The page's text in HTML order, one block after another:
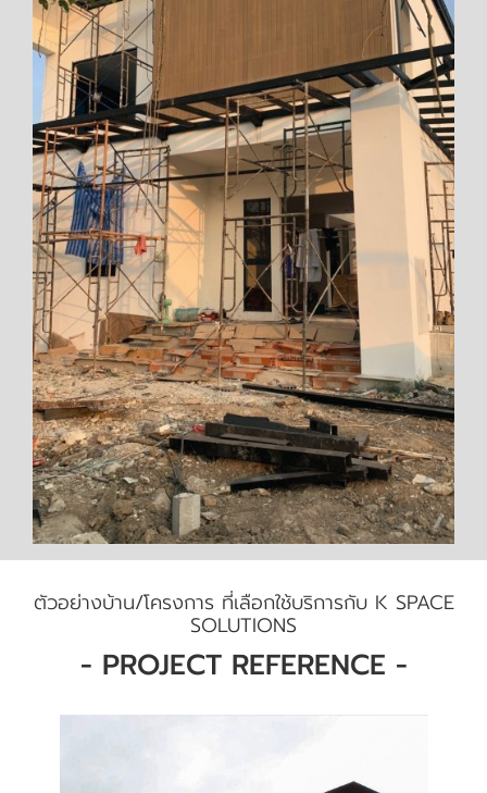
ตัวอย่างบ้าน/โครงการ ที่เลือกใช้บริการกับ K SPACE
SOLUTIONS
- PROJECT REFERENCE -